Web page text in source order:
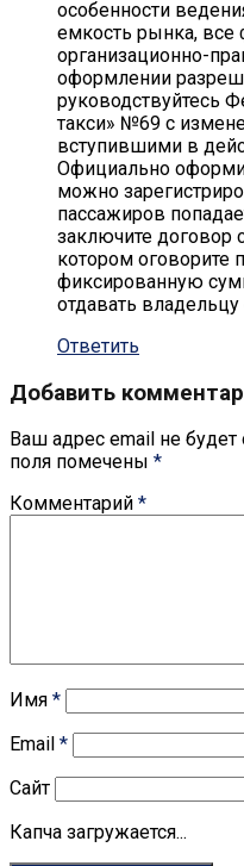
особенности
емкость рынка,
организационно-
оформлении
руководствуйтесь
такси» №69 с
вступившими в
Официально
можно
пассажиров
заключите договор
котором оговорите
фиксированную
отдавать
Ответить
Добавить
Ваш адрес email не будет
поля помечены *
Комментарий *
Имя *
Email *
Сайт
Капча загружается...